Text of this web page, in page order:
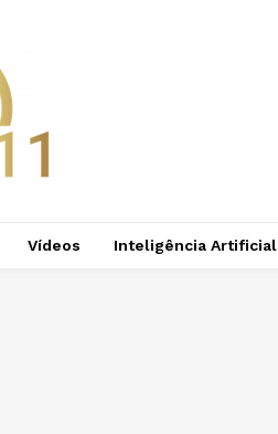
Vídeos Inteligência Artificial